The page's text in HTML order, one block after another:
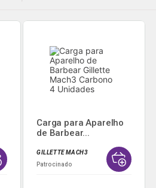
Carga para Aparelho
de Barbear...
GILLETTE MACH3
Patrocinado